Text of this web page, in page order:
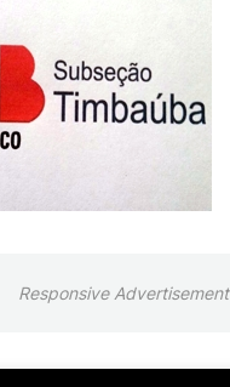
Responsive Advertisement